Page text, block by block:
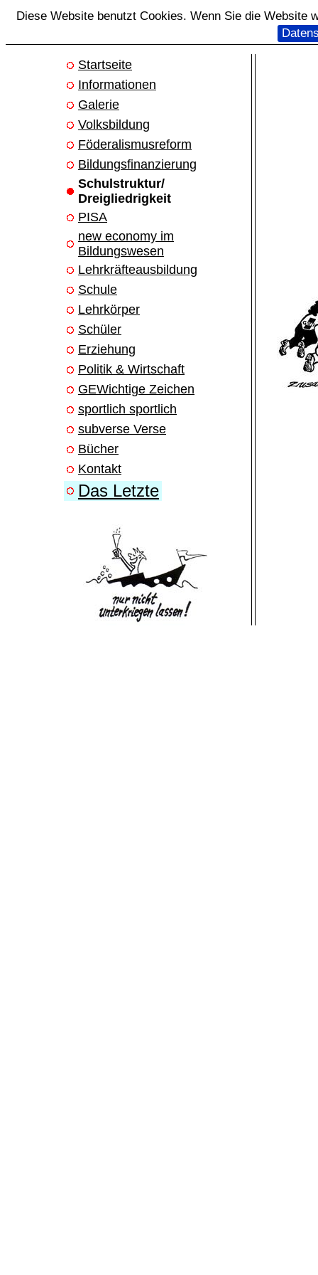
Diese Website benutzt Cookies. Wenn Sie die Website
Startseite
Informationen
Galerie
Volksbildung
Föderalismusreform
Bildungsfinanzierung
Schulstruktur/
Dreigliedrigkeit
PISA
new economy im
Bildungswesen
Lehrkräfteausbildung
Schule
Lehrkörper
Schüler
Erziehung
Politik & Wirtschaft
GEWichtige Zeichen
sportlich sportlich
subverse Verse
Bücher
Kontakt
Das Letzte